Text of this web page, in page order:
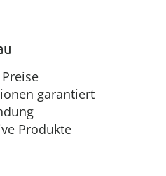
garantiert
Produkte